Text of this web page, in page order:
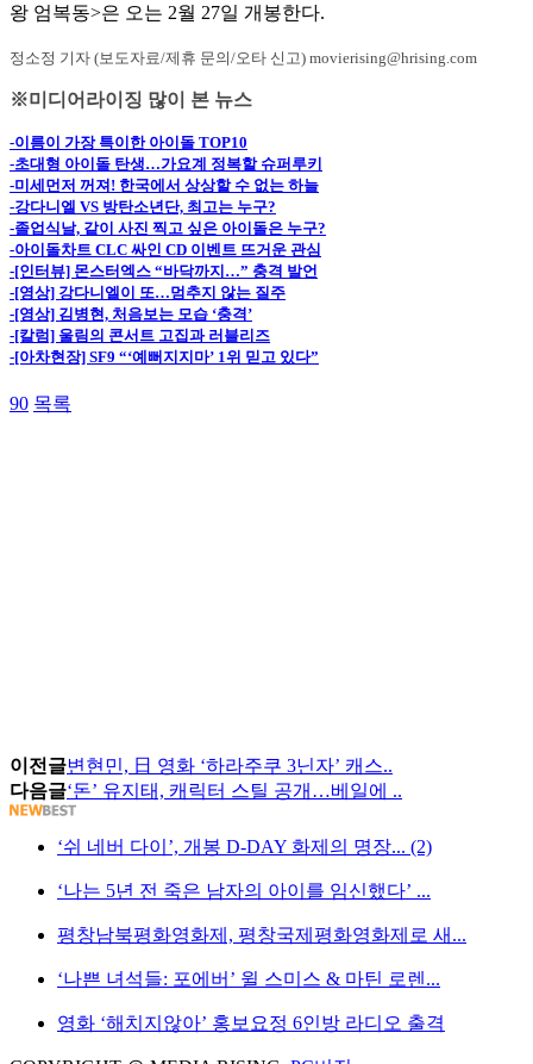
왕 엄복동>은 오는 2월 27일 개봉한다.
정소정 기자 (보도자료/제휴 문의/오타 신고) movierising@hrising.com
※미디어라이징 많이 본 뉴스
-이름이 가장 특이한 아이돌 TOP10
-초대형 아이돌 탄생…가요계 정복할 슈퍼루키
-미세먼저 꺼져! 한국에서 상상할 수 없는 하늘
-강다니엘 VS 방탄소년단, 최고는 누구?
-졸업식날, 같이 사진 찍고 싶은 아이돌은 누구?
-아이돌차트 CLC 싸인 CD 이벤트 뜨거운 관심
-[인터뷰] 몬스터엑스 “바닥까지…” 충격 발언
-[영상] 강다니엘이 또…멈추지 않는 질주
-[영상] 김병현, 처음보는 모습 ‘충격’
-[칼럼] 울림의 콘서트 고집과 러블리즈
-[아차현장] SF9 “‘예뻐지지마’ 1위 믿고 있다”
90 목록
이전글변현민, 日 영화 ‘하라주쿠 3닌자’ 캐스..
다음글‘돈’ 유지태, 캐릭터 스틸 공개…베일에 ..
‘쉬 네버 다이’, 개봉 D-DAY 화제의 명장... (2)
‘나는 5년 전 죽은 남자의 아이를 임신했다’ ...
평창남북평화영화제, 평창국제평화영화제로 새...
‘나쁜 녀석들: 포에버’ 윌 스미스 & 마틴 로렌...
영화 ‘해치지않아’ 홍보요정 6인방 라디오 출격